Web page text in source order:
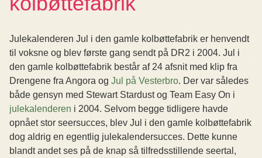
Julekalenderen Jul i den gamle kolbøttefabrik er henvendt
til voksne og blev første gang sendt på DR2 i 2004. Jul i
den gamle kolbøttefabrik består af 24 afsnit med klip fra
Drengene fra Angora og Jul på Vesterbro. Der var således
både gensyn med Stewart Stardust og Team Easy On i
julekalenderen i 2004. Selvom begge tidligere havde
opnået stor seersucces, blev Jul i den gamle kolbøttefabrik
dog aldrig en egentlig julekalendersucces. Dette kunne
blandt andet ses på de knap så tilfredsstillende seertal,